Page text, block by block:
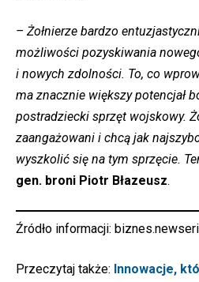
– Żołnierze bardzo
możliwości pozyskiwania
i nowych zdolności. To, co
ma znacznie większy potencjał
postradziecki sprzęt wojskowy.
zaangażowani i chcą jak
wyszkolić się na tym sprzęcie.
gen. broni Piotr Błazeusz.
Źródło informacji:
Przeczytaj także: Innowacje,